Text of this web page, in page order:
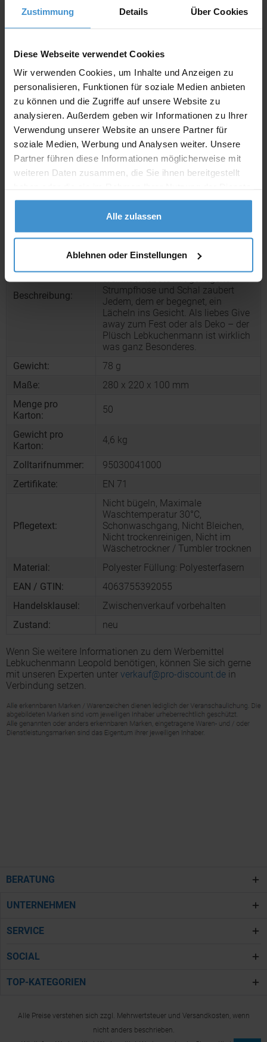
Zustimmung Details Über Cookies
Diese Webseite verwendet Cookies
Wir verwenden Cookies, um Inhalte und Anzeigen zu
personalisieren, Funktionen für soziale Medien anbieten
zu können und die Zugriffe auf unsere Website zu
analysieren. Außerdem geben wir Informationen zu Ihrer
Verwendung unserer Website an unsere Partner für
soziale Medien, Werbung und Analysen weiter. Unsere
Partner führen diese Informationen möglicherweise mit
weiteren Daten zusammen, die Sie ihnen bereitgestellt
gesammelt haben.
Alle zulassen
Ablehnen oder Einstellungen
Artikel mit Werbeanbringung:
Muster mit Ihrer
Werbeanbringung zur Freigabe
der Produktion:
ca. 3 - 4 Wochen
Artikel ohne Werbeanbringung:
Muster: ca. 3 - 5 Werktage
Muster bestellen
Beschreibung:
werden dieses leckere Kerlchen
Weihnachtsbote mit geringelter
Strumpfhose und Schal zaubert
Jedem, dem er begegnet, ein
Lächeln ins Gesicht. Als liebes Give
away zum Fest oder als Deko – der
Plüsch Lebkuchenmann ist wirklich
was ganz Besonderes.
Gewicht:
78 g
Maße:
280 x 220 x 100 mm
Menge pro
Karton:
50
Gewicht pro
Karton:
4,6 kg
Zolltarifnummer:
95030041000
Zertifikate:
EN 71
Pflegetext:
Nicht bügeln, Maximale
Waschtemperatur 30°C,
Schonwaschgang, Nicht Bleichen,
Nicht trockenreinigen, Nicht im
Wäschetrockner / Tumbler trocknen
Material:
Polyester Füllung: Polyesterfasern
EAN / GTIN:
4063755392055
Handelsklausel:
Zwischenverkauf vorbehalten
Zustand:
neu
Wenn Sie weitere Informationen zu dem Werbemittel
Lebkuchenmann Leopold benötigen, können Sie sich gerne
mit unseren Experten unter verkauf@pro-discount.de in
Verbindung setzen.
BERATUNG
UNTERNEHMEN
SERVICE
SOCIAL
TOP-KATEGORIEN
Alle Preise verstehen sich zzgl. Mehrwertsteuer und Versandkosten, wenn
nicht anders beschrieben.